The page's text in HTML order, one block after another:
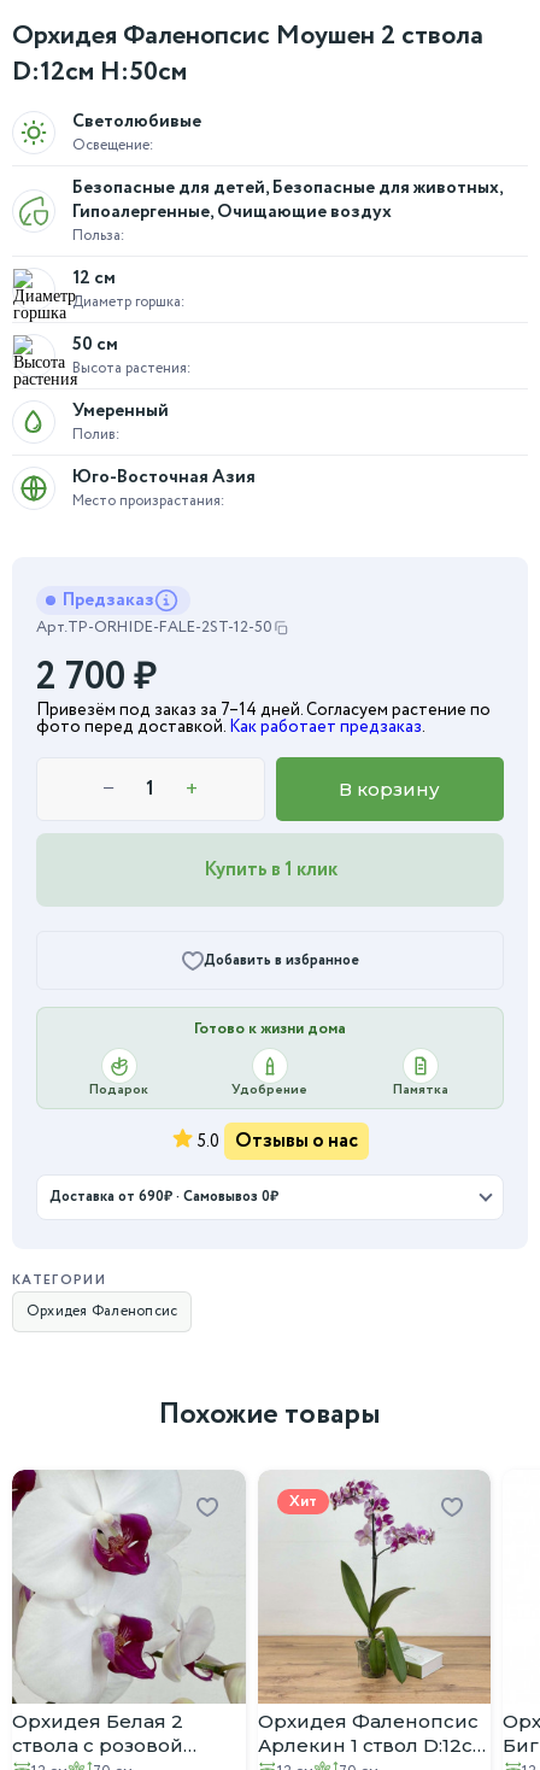
Орхидея Фаленопсис Моушен 2 ствола
D:12см H:50см
Освещение:
Светолюбивые
Польза:
Безопасные для детей, Безопасные для животных,
Гипоалергенные, Очищающие воздух
Диаметр горшка:
12 см
Высота растения:
50 см
Полив:
Умеренный
Место произрастания:
Юго-Восточная Азия
Предзаказ
Арт.TP-ORHIDE-FALE-2ST-12-50
2 700₽
Привезём под заказ за 7–14 дней. Согласуем растение по
фото перед доставкой. Как работает предзаказ.
− + В корзину
Купить в 1 клик
Добавить в избранное
Готово к жизни дома
Подарок Удобрение Памятка
5.0 Отзывы о нас
Доставка от 690₽ · Самовывоз 0₽
КАТЕГОРИИ
Орхидея Фаленопсис
Похожие товары
Орхидея Белая 2
ствола с розовой
Хит
Орхидея Фаленопсис
Арлекин 1 ствол D:12см